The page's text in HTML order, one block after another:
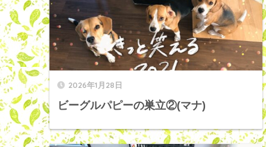
2026年1月28日
ビーグルパピーの巣立②(マナ)